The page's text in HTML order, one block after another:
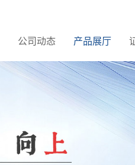
公司动态 产品展厅